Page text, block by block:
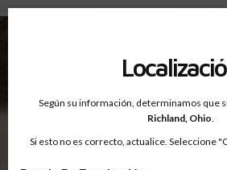
Condado De Richland, Ohio — Clases Para
Condado De
Según su información, determinamos que
Richland, Ohio.
Si esto no es correcto, actualice. Seleccione